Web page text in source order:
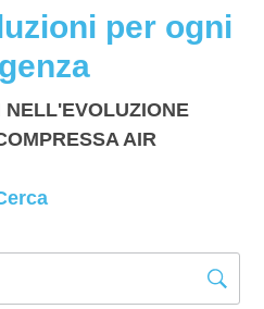
per ogni
NELL'EVOLUZIONE
AIR